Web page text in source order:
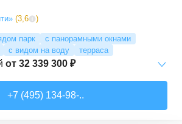
(3,6 )
парк
с панорамными окнами
с видом на воду терраса
от 32 339 300 ₽
+7 (495) 134-98-..